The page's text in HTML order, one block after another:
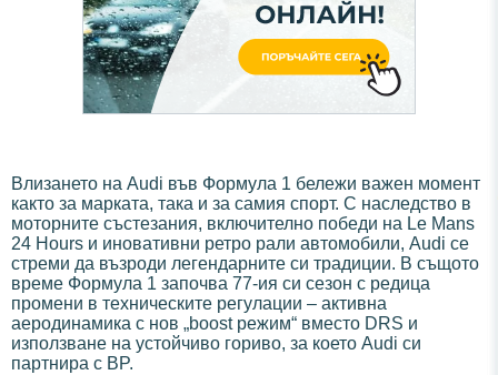
Влизането на Audi във Формула 1 бележи важен момент
както за марката, така и за самия спорт. С наследство в
моторните състезания, включително победи на Le Mans
24 Hours и иновативни ретро рали автомобили, Audi се
стреми да възроди легендарните си традиции. В същото
време Формула 1 започва 77-ия си сезон с редица
промени в техническите регулации – активна
аеродинамика с нов „boost режим“ вместо DRS и
използване на устойчиво гориво, за което Audi си
партнира с BP.